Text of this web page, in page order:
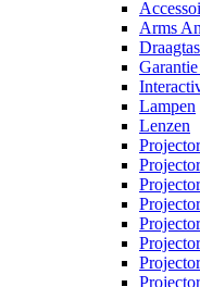
Arms
Lampen
Lenzen